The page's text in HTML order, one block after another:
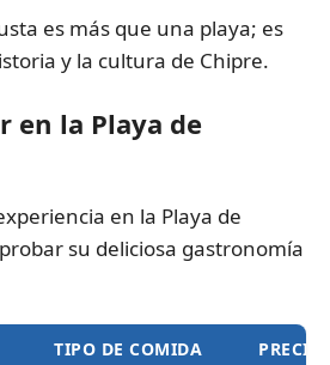
es más que una playa; es
y la cultura de Chipre.
en la Playa de
en la Playa de
su deliciosa gastronomía
TIPO DE COMIDA